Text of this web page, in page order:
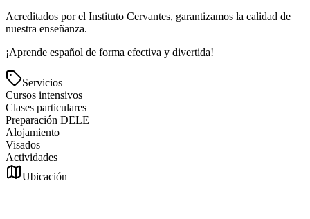
Acreditados por el Instituto Cervantes, garantizamos la calidad de
nuestra enseñanza.
¡Aprende español de forma efectiva y divertida!
Servicios
Cursos intensivos
Clases particulares
Preparación DELE
Alojamiento
Visados
Actividades
Ubicación